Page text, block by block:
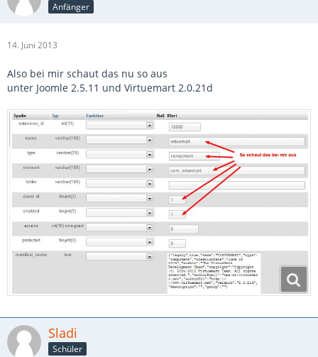
Anfänger
14. Juni 2013
Also bei mir schaut das nu so aus
unter Joomle 2.5.11 und Virtuemart 2.0.21d
Sladi
Schüler